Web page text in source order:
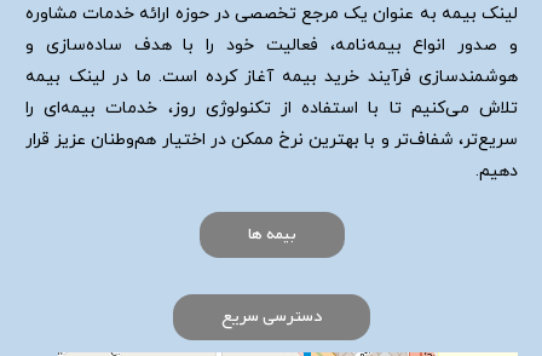
لینک بیمه به عنوان یک مرجع تخصصی در حوزه ارائه خدمات مشاوره
و صدور انواع بیمه‌نامه، فعالیت خود را با هدف ساده‌سازی و
هوشمندسازی فرآیند خرید بیمه آغاز کرده است. ما در لینک بیمه
تلاش می‌کنیم تا با استفاده از تکنولوژی روز، خدمات بیمه‌ای را
سریع‌تر، شفاف‌تر و با بهترین نرخ ممکن در اختیار هم‌وطنان عزیز قرار
دهیم.
بیمه ها
دسترسی سریع